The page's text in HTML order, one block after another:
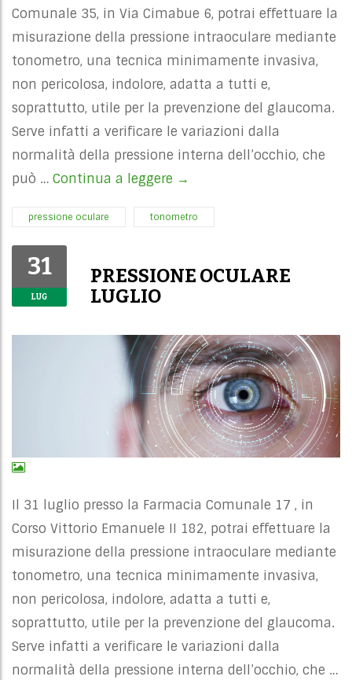
Comunale 35, in Via Cimabue 6, potrai effettuare la
misurazione della pressione intraoculare mediante
tonometro, una tecnica minimamente invasiva,
non pericolosa, indolore, adatta a tutti e,
soprattutto, utile per la prevenzione del glaucoma.
Serve infatti a verificare le variazioni dalla
normalità della pressione interna dell’occhio, che
può … Continua a leggere PRESSIONE OCULARE
→
pressione oculare tonometro
31
LUG
PRESSIONE OCULARE
LUGLIO
Il 31 luglio presso la Farmacia Comunale 17 , in
Corso Vittorio Emanuele II 182, potrai effettuare la
misurazione della pressione intraoculare mediante
tonometro, una tecnica minimamente invasiva,
non pericolosa, indolore, adatta a tutti e,
soprattutto, utile per la prevenzione del glaucoma.
Serve infatti a verificare le variazioni dalla
normalità della pressione interna dell’occhio, che …